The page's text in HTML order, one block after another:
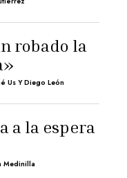
robado la
Us Y Diego León
a la espera
Medinilla